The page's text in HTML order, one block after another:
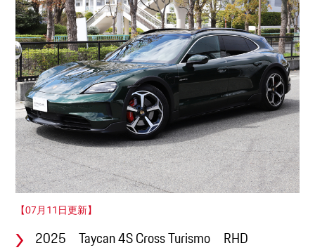
【07月11日更新】
2025 Taycan 4S Cross Turismo RHD